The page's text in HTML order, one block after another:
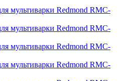
мультиварки Redmond RMC-
мультиварки Redmond RMC-
мультиварки Redmond RMC-
мультиварки Redmond RMC-